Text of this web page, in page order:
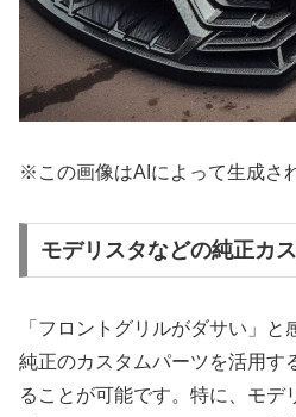
※この画像はAIによって生成さ
モデリスタなどの純正カ
「フロントグリルがダサい」
純正のカスタムパーツを活用す
ることが可能です。特に、モデ